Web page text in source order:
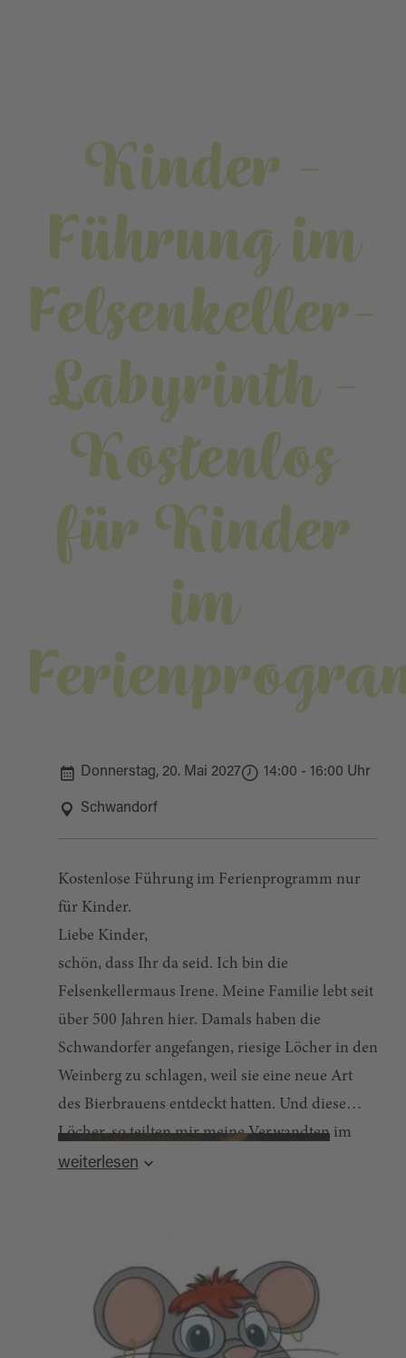
Kinder -
Führung im
Felsenkeller-
Labyrinth -
Kostenlos
für Kinder
im
Donnerstag, 20. Mai 2027 14:00 - 16:00 Uhr
Schwandorf
Kostenlose Führung im Ferienprogramm nur
für Kinder.
Liebe Kinder,
schön, dass Ihr da seid. Ich bin die
Felsenkellermaus Irene. Meine Familie lebt seit
über 500 Jahren hier. Damals haben die
Schwandorfer angefangen, riesige Löcher in den
Weinberg zu schlagen, weil sie eine neue Art
des Bierbrauens entdeckt hatten. Und diese
Löcher, so teilten mir meine Verwandten im
ganzen Land mit, schauten überall genauso aus
Thomas Kujat © Stadt Schwandorf
weiterlesen